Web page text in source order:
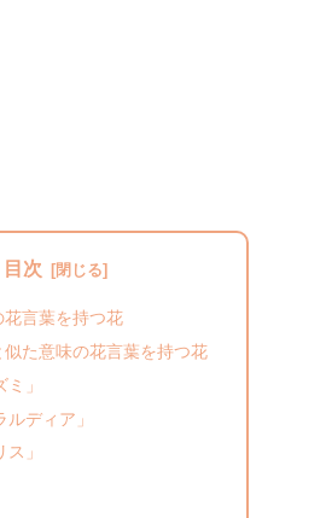
目次
花言葉を持つ花
似た意味の花言葉を持つ花
ミ」
ルディア」
ス」